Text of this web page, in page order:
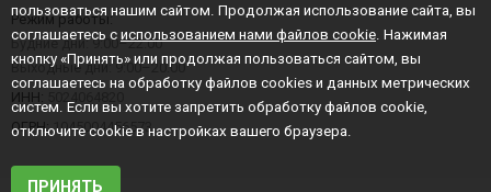
Режим работы:
Будние дни: 9:00–22:00
Выходные дни: 9:00–20:00
ИНН:
ОГРН:1045004456573
пользоваться нашим сайтом. Продолжая использование сайта, вы
соглашаетесь с использованием нами файлов cookie . Нажимая
кнопку «Принять» или продолжая пользоваться сайтом, вы
соглашаетесь на обработку файлов cookies и данных метрических
систем. Если вы хотите запретить обработку файлов cookie,
отключите cookie в настройках вашего браузера.
ПРИНЯТЬ